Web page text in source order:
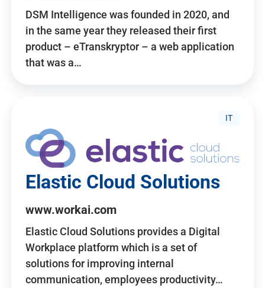
DSM Intelligence was founded in 2020, and
in the same year they released their first
product – eTranskryptor – a web application
that was a…
IT
Elastic Cloud Solutions
www.workai.com
Elastic Cloud Solutions provides a Digital
Workplace platform which is a set of
solutions for improving internal
communication, employees productivity…